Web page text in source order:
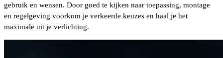
gebruik en wensen. Door goed te kijken naar toepassing, montage
en regelgeving voorkom je verkeerde keuzes en haal je het
maximale uit je verlichting.